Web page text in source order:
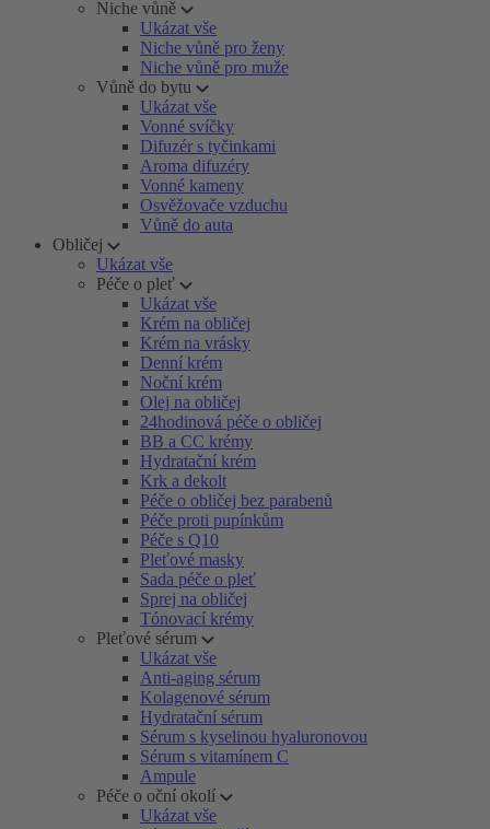
Niche vůně
Ukázat vše
Niche vůně pro ženy
Niche vůně pro muže
Vůně do bytu
Ukázat vše
Vonné svíčky
Difuzér s tyčinkami
Aroma difuzéry
Vonné kameny
Osvěžovače vzduchu
Vůně do auta
Obličej
Ukázat vše
Péče o pleť
Ukázat vše
Krém na obličej
Krém na vrásky
Denní krém
Noční krém
Olej na obličej
24hodinová péče o obličej
BB a CC krémy
Hydratační krém
Krk a dekolt
Péče o obličej bez parabenů
Péče proti pupínkům
Péče s Q10
Pleťové masky
Sada péče o pleť
Sprej na obličej
Tónovací krémy
Pleťové sérum
Ukázat vše
Anti-aging sérum
Kolagenové sérum
Hydratační sérum
Sérum s kyselinou hyaluronovou
Sérum s vitamínem C
Ampule
Péče o oční okolí
Ukázat vše